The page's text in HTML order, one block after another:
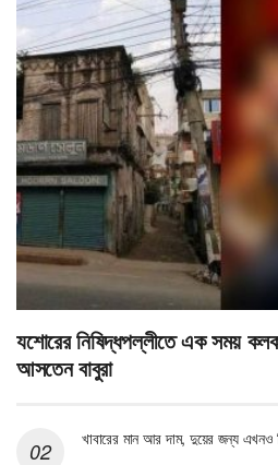
যশোরের নিষিদ্ধপল্লীতে এক সময়
আসতেন বাবুরা
খাবারের মান আর দাম, দুয়ের জন্য এখনও